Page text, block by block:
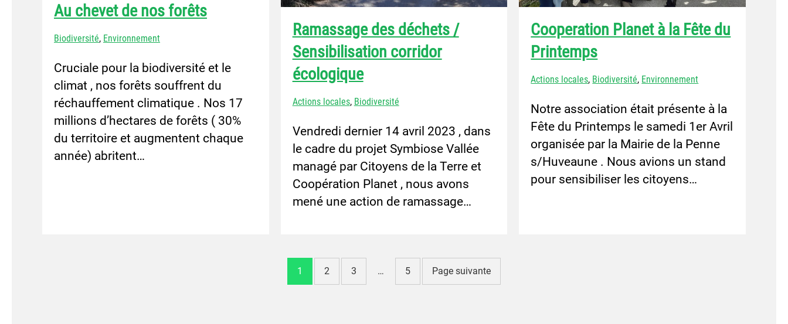
Au chevet de nos forêts
Biodiversité, Environnement
Cruciale pour la biodiversité et le
climat , nos forêts souffrent du
réchauffement climatique . Nos 17
millions d’hectares de forêts ( 30%
du territoire et augmentent chaque
année) abritent…
Ramassage des déchets /
Sensibilisation corridor
écologique
Actions locales, Biodiversité
Vendredi dernier 14 avril 2023 , dans
le cadre du projet Symbiose Vallée
managé par Citoyens de la Terre et
Coopération Planet , nous avons
mené une action de ramassage…
Cooperation Planet à la Fête du
Printemps
Actions locales, Biodiversité, Environnement
Notre association était présente à la
Fête du Printemps le samedi 1er Avril
organisée par la Mairie de la Penne
s/Huveaune . Nous avions un stand
pour sensibiliser les citoyens…
1 2 3 … 5 Page suivante